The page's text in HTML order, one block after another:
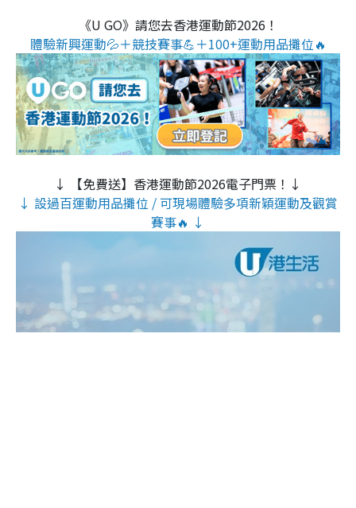
《U GO》請您去香港運動節2026！
體驗新興運動💦＋競技賽事💪＋100+運動用品攤位🔥
↓ 【免費送】香港運動節2026電子門票！↓
↓ 設過百運動用品攤位 / 可現場體驗多項新穎運動及觀賞
賽事🔥 ↓